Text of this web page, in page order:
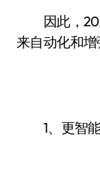
因此，
来自动化和
1、更智能